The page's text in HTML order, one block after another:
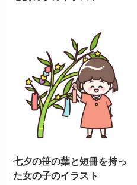
七夕の笹の葉と短冊を持っ
た女の子のイラスト